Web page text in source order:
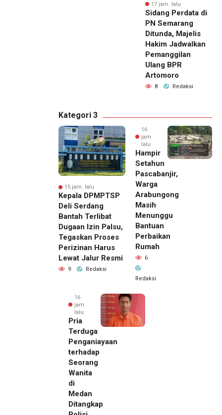
17 jam lalu
Sidang Perdata di
PN Semarang
Ditunda, Majelis
Hakim Jadwalkan
Pemanggilan
Ulang BPR
Artomoro
8 Redaksi
Kategori 3
15 jam lalu
Kepala DPMPTSP
Deli Serdang
Bantah Terlibat
Dugaan Izin Palsu,
Tegaskan Proses
Perizinan Harus
Lewat Jalur Resmi
9 Redaksi
16
jam
lalu
Hampir
Setahun
Pascabanjir,
Warga
Arabungong
Masih
Menunggu
Bantuan
Perbaikan
Rumah
6
Redaksi
16
jam
lalu
Pria
Terduga
Penganiayaan
terhadap
Seorang
Wanita
di
Medan
Ditangkap